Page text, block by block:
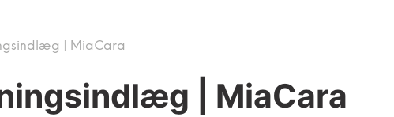
| MiaCara
| MiaCara